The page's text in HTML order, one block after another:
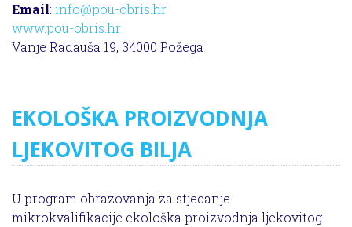
Email: info@pou-obris.hr
www.pou-obris.hr
Vanje Radauša 19, 34000 Požega
EKOLOŠKA PROIZVODNJA
LJEKOVITOG BILJA
U program obrazovanja za stjecanje
mikrokvalifikacije ekološka proizvodnja ljekovitog